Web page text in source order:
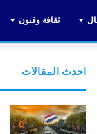
ثقافة وفنون
احدث المقالات